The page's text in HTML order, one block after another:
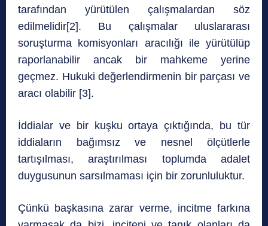
tarafından yürütülen çalışmalardan söz
edilmelidir[2]. Bu çalışmalar uluslararası
soruşturma komisyonları aracılığı ile yürütülüp
raporlanabilir ancak bir mahkeme yerine
geçmez. Hukuki değerlendirmenin bir parçası ve
aracı olabilir [3].
İddialar ve bir kuşku ortaya çıktığında, bu tür
iddiaların bağımsız ve nesnel ölçütlerle
tartışılması, araştırılması toplumda adalet
duygusunun sarsılmaması için bir zorunluluktur.
Çünkü başkasına zarar verme, incitme farkına